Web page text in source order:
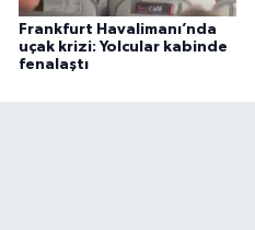
Frankfurt Havalimanı’nda
uçak krizi: Yolcular kabinde
fenalaştı